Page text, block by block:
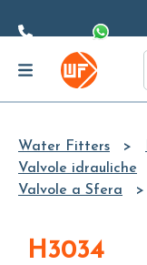
Water Fitters
Valvole idrauliche
Valvole a Sfera
H3034